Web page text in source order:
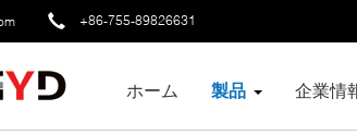
+86-755-89826631
ホーム 製品 企業情